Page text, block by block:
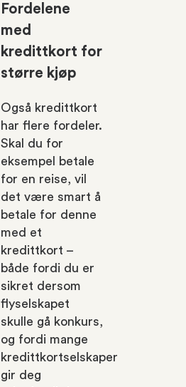
Fordelene
med
kredittkort for
større kjøp
Også kredittkort
har flere fordeler.
Skal du for
eksempel betale
for en reise, vil
det være smart å
betale for denne
med et
kredittkort –
både fordi du er
sikret dersom
flyselskapet
skulle gå konkurs,
og fordi mange
kredittkortselskaper
gir deg